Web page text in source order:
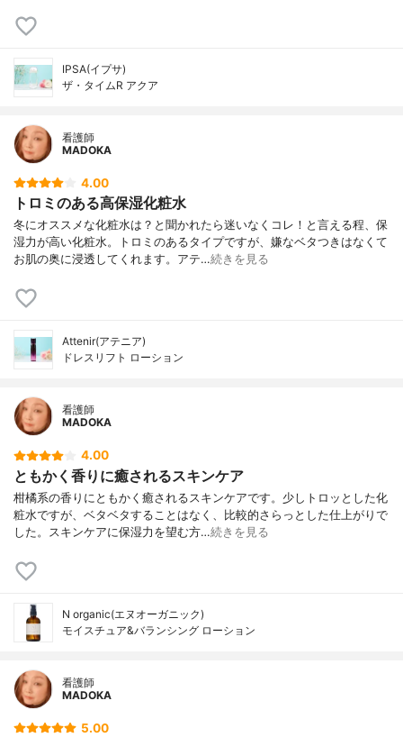
IPSA(イプサ)
ザ・タイムR アクア
看護師
MADOKA
4.00
トロミのある高保湿化粧水
冬にオススメな化粧水は？と聞かれたら迷いなくコレ！と言える程、保
湿力が高い化粧水。トロミのあるタイプですが、嫌なベタつきはなくて
お肌の奥に浸透してくれます。アテ…続きを見る
Attenir(アテニア)
ドレスリフト ローション
看護師
MADOKA
4.00
ともかく香りに癒されるスキンケア
柑橘系の香りにともかく癒されるスキンケアです。少しトロッとした化
粧水ですが、ベタベタすることはなく、比較的さらっとした仕上がりで
した。スキンケアに保湿力を望む方…続きを見る
N organic(エヌオーガニック)
モイスチュア&バランシング ローション
看護師
MADOKA
5.00